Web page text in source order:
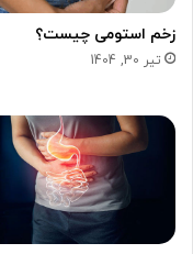
زخم استومی چیست؟
تیر 30, 1404